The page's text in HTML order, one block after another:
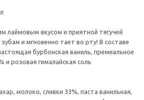
лаймовым вкусом и приятной тягучей
и мгновенно тает во рту! В составе
бурбонская ваниль, премиальное
и розовая гималайская соль
молоко, сливки 33%, паста ванильная,